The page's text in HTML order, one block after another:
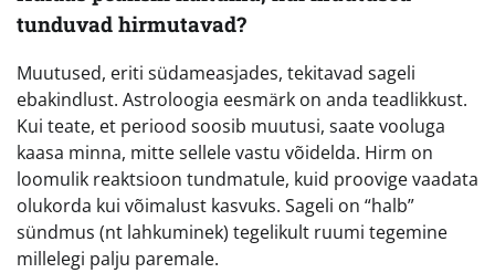
tunduvad hirmutavad?
Muutused, eriti südameasjades, tekitavad sageli
ebakindlust. Astroloogia eesmärk on anda teadlikkust.
Kui teate, et periood soosib muutusi, saate vooluga
kaasa minna, mitte sellele vastu võidelda. Hirm on
loomulik reaktsioon tundmatule, kuid proovige vaadata
olukorda kui võimalust kasvuks. Sageli on “halb”
sündmus (nt lahkuminek) tegelikult ruumi tegemine
millelegi palju paremale.